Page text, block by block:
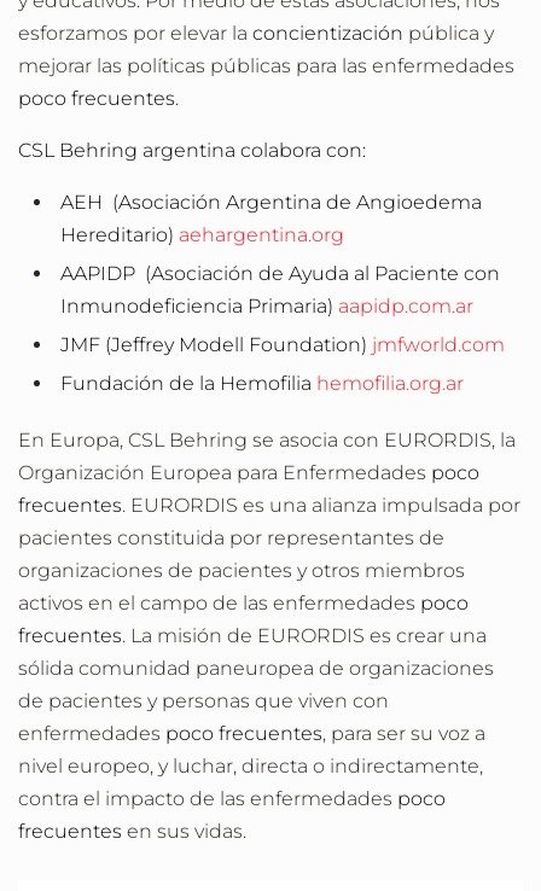
esforzamos por elevar la concientización pública y
mejorar las políticas públicas para las enfermedades
poco frecuentes.
CSL Behring argentina colabora con:
AEH (Asociación Argentina de Angioedema
Hereditario) aehargentina.org
AAPIDP (Asociación de Ayuda al Paciente con
Inmunodeficiencia Primaria) aapidp.com.ar
JMF (Jeffrey Modell Foundation) jmfworld.com
Fundación de la Hemofilia hemofilia.org.ar
En Europa, CSL Behring se asocia con EURORDIS, la
Organización Europea para Enfermedades poco
frecuentes. EURORDIS es una alianza impulsada por
pacientes constituida por representantes de
organizaciones de pacientes y otros miembros
activos en el campo de las enfermedades poco
frecuentes. La misión de EURORDIS es crear una
sólida comunidad paneuropea de organizaciones
de pacientes y personas que viven con
enfermedades poco frecuentes, para ser su voz a
nivel europeo, y luchar, directa o indirectamente,
contra el impacto de las enfermedades poco
frecuentes en sus vidas.